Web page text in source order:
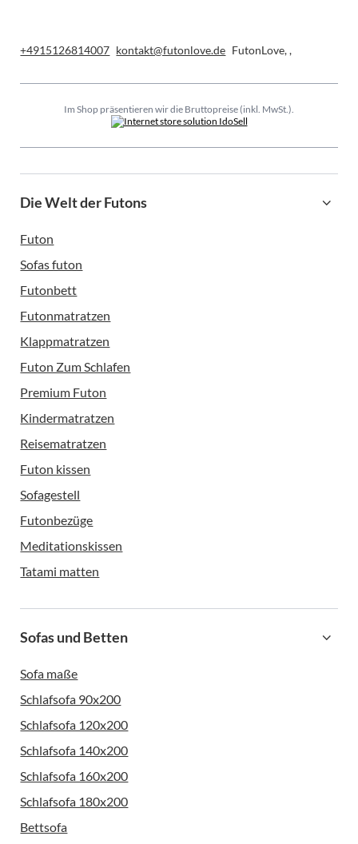
+4915126814007 kontakt@futonlove.de FutonLove,,
Im Shop präsentieren wir die Bruttopreise (inkl. MwSt.).
Die Welt der Futons
Futon
Sofas futon
Futonbett
Futonmatratzen
Klappmatratzen
Futon Zum Schlafen
Premium Futon
Kindermatratzen
Reisematratzen
Futon kissen
Sofagestell
Futonbezüge
Meditationskissen
Tatami matten
Sofas und Betten
Sofa maße
Schlafsofa 90x200
Schlafsofa 120x200
Schlafsofa 140x200
Schlafsofa 160x200
Schlafsofa 180x200
Bettsofa